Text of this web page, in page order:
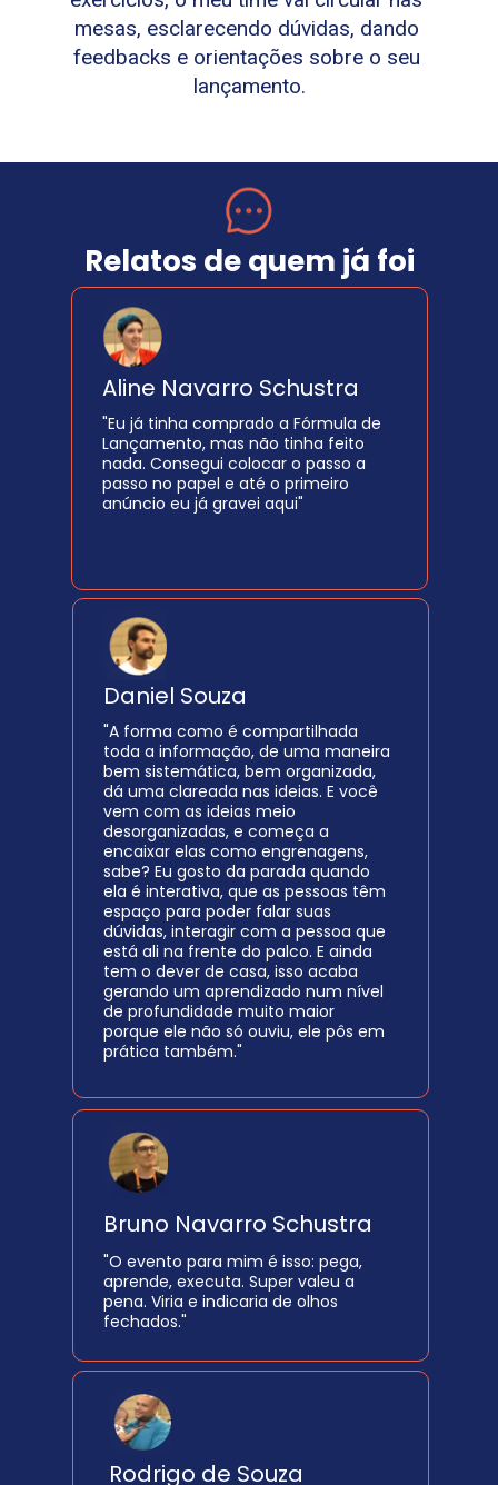
mesas, esclarecendo dúvidas, dando
feedbacks e orientações sobre o seu
lançamento.
Relatos de quem já foi
Daniel Souza
Aline Navarro Schustra
Rodrigo de Souza
"A forma como é compartilhada
toda a informação, de uma maneira
bem sistemática, bem organizada,
dá uma clareada nas ideias. E você
vem com as ideias meio
desorganizadas, e começa a
encaixar elas como engrenagens,
sabe? Eu gosto da parada quando
ela é interativa, que as pessoas têm
espaço para poder falar suas
dúvidas, interagir com a pessoa que
está ali na frente do palco. E ainda
tem o dever de casa, isso acaba
gerando um aprendizado num nível
de profundidade muito maior
porque ele não só ouviu, ele pôs em
prática também."
"Eu já tinha comprado a Fórmula de
Lançamento, mas não tinha feito
nada. Consegui colocar o passo a
passo no papel e até o primeiro
anúncio eu já gravei aqui"
Bruno Navarro Schustra
"O evento para mim é isso: pega,
aprende, executa. Super valeu a
pena. Viria e indicaria de olhos
fechados."